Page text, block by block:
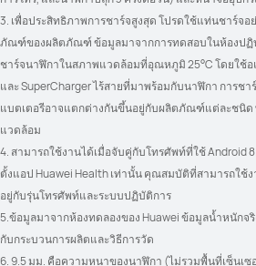
3. เพื่อประสิทธิภาพการชาร์จสูงสุด โปรดใช้แท่นชาร์จอ
ภัณฑ์ของผลิตภัณฑ์ ข้อมูลมาจากการทดสอบในห้องปฏิ
ชาร์จนาฬิกาในสภาพแวดล้อมที่อุณหภูมิ 25°C โดยใช้อ
และ SuperCharger ไร้สายที่มาพร้อมกับนาฬิกา การชา
แบตเตอรีอาจแตกต่างกันขึ้นอยู่กับผลิตภัณฑ์แต่ละชนิด
แวดล้อม
4. สามารถใช้งานได้เมื่อจับคู่กับโทรศัพท์ที่ใช้ Android
ตั้งแอป Huawei Health เท่านั้น คุณสมบัติที่สามารถใช้
อยู่กับรุ่นโทรศัพท์และระบบปฏิบัติการ
5.ข้อมูลมาจากห้องทดลองของ Huawei ข้อมูลน้ำหนักจ
กับกระบวนการผลิตและวิธีการวัด
6. 9.5 มม. คือความหนาของนาฬิกา (ไม่รวมพื้นที่เซ็นเ